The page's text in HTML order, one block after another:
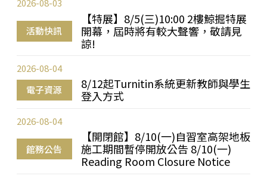
活動快訊
【特展】8/5(三)10:00 2樓鯨掘特展
開幕，屆時將有較大聲響，敬請見
諒!
2026-08-03
電子資源
8/12起Turnitin系統更新教師與學生
登入方式
2026-08-04
館務公告
【開閉館】8/10(一)自習室高架地板
施工期間暫停開放公告 8/10(一)
Reading Room Closure Notice
2026-08-04